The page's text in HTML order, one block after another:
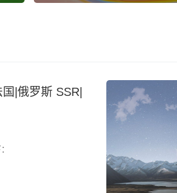
|俄罗斯 SSR|